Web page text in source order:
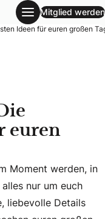
für euren großen
Mitglied werden
Ideen für euren großen
euren
Moment werden,
Moment werden, in
nur um euch
liebevolle Details